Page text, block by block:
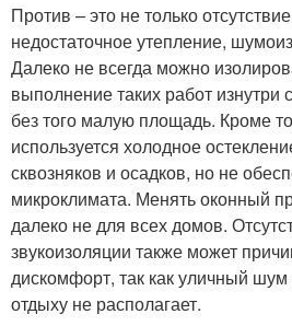
Против – это не только
недостаточное утепление,
Далеко не всегда можно
выполнение таких работ изнутри
без того малую площадь. Кроме
используется холодное
сквозняков и осадков, но не
микроклимата. Менять оконный
далеко не для всех домов.
звукоизоляции также может
дискомфорт, так как уличный
отдыху не располагает.